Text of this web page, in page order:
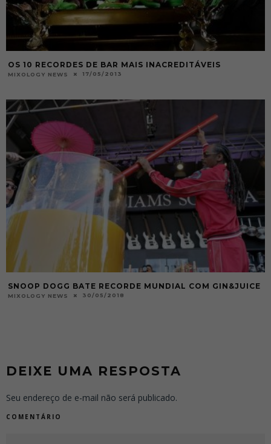
OS 10 RECORDES DE BAR MAIS INACREDITÁVEIS
MIXOLOGY NEWS 17/05/2013
SNOOP DOGG BATE RECORDE MUNDIAL COM GIN&JUICE
MIXOLOGY NEWS 30/05/2018
DEIXE UMA RESPOSTA
Seu endereço de e-mail não será publicado.
COMENTÁRIO